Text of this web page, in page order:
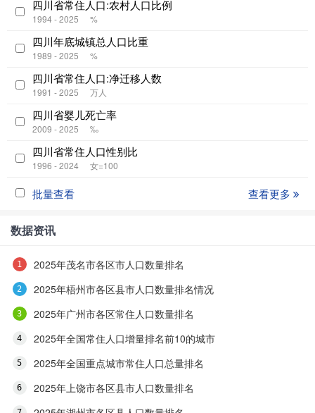
四川省常住人口:农村人口比例
1994 - 2025 %
四川年底城镇总人口比重
1989 - 2025 %
四川省常住人口:净迁移人数
1991 - 2025 万人
四川省婴儿死亡率
2009 - 2025 ‰
四川省常住人口性别比
1996 - 2024 女=100
批量查看 查看更多
数据资讯
2025年茂名市各区市人口数量排名
2025年梧州市各区县市人口数量排名情况
2025年广州市各区常住人口数量排名
2025年全国常住人口增量排名前10的城市
2025年全国重点城市常住人口总量排名
2025年上饶市各区县市人口数量排名